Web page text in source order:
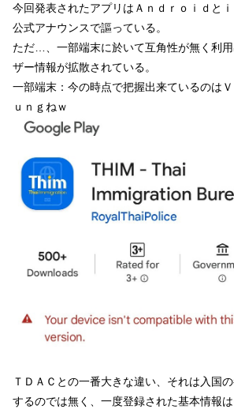
今回発表されたアプリはＡｎｄｒｏｉｄと
公式アナウンスで謳っている。
ただ…、一部端末に於いて互角性が無く利
ザー情報が拡散されている。
一部端末：今の時点で把握出来ているのは
ｕｎｇねｗ
ＴＤＡＣとの一番大きな違い、それは入国
するのでは無く、一度登録された基本情報